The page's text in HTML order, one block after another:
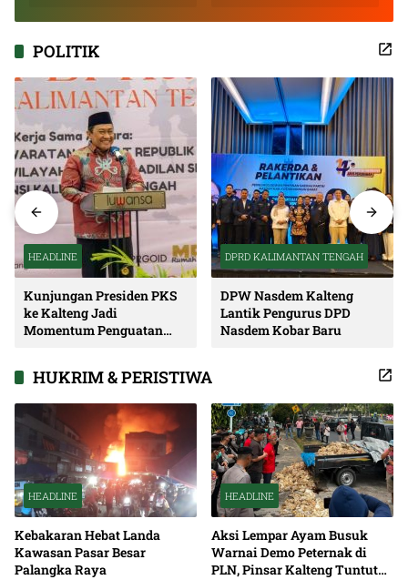
POLITIK
HEADLINE
Kunjungan Presiden PKS
ke Kalteng Jadi
Momentum Penguatan
DPRD KALIMANTAN TENGAH
DPW Nasdem Kalteng
Lantik Pengurus DPD
Nasdem Kobar Baru
HUKRIM & PERISTIWA
HEADLINE
Kebakaran Hebat Landa
Kawasan Pasar Besar
Palangka Raya
HEADLINE
Aksi Lempar Ayam Busuk
Warnai Demo Peternak di
PLN, Pinsar Kalteng Tuntut